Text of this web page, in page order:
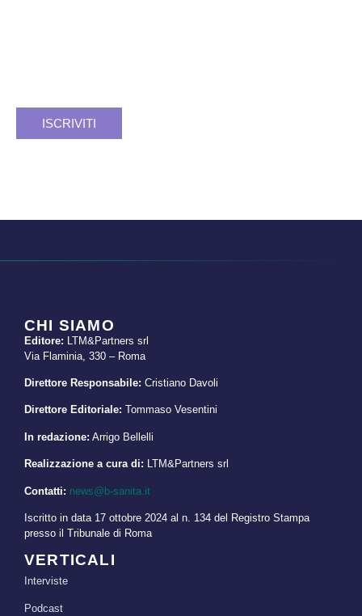
ISCRIVITI
CHI SIAMO
Editore: LTM&Partners srl
Via Flaminia, 330 – Roma
Direttore Responsabile: Cristiano Davoli
Direttore Editoriale: Tommaso Vesentini
In redazione: Arrigo Bellelli
Realizzazione a cura di: LTM&Partners srl
Contatti: news@b-sanita.it
Iscritto in data 17 ottobre 2024 al n. 134 del Registro Stampa
presso il Tribunale di Roma
VERTICALI
Interviste
Podcast